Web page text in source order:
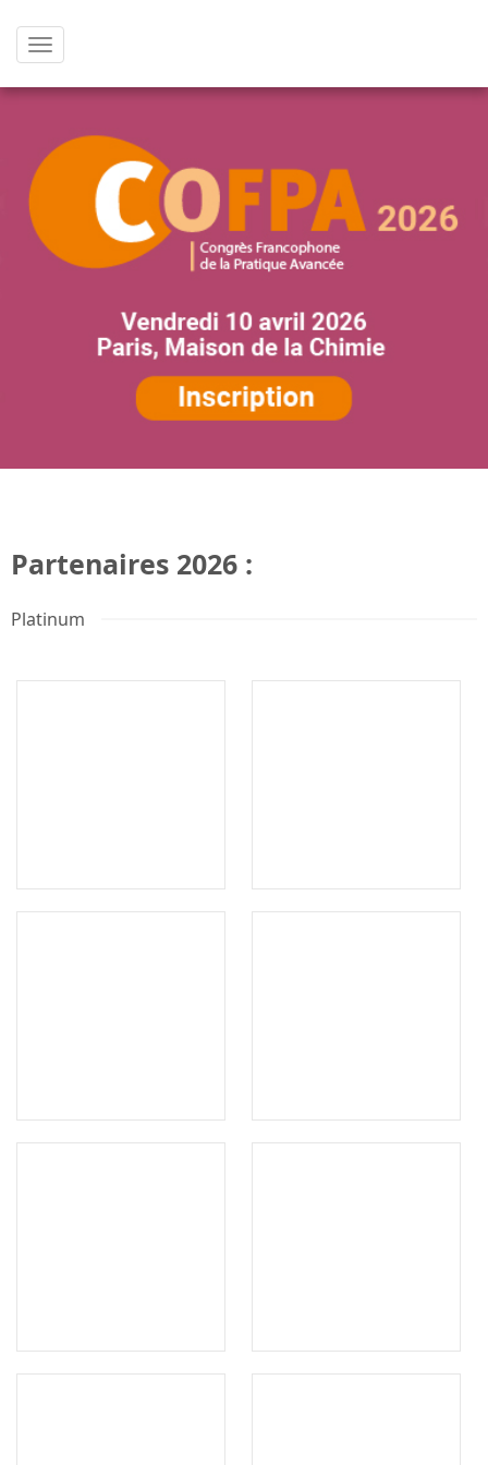
Afficher
menu
Partenaires 2026 :
Platinum